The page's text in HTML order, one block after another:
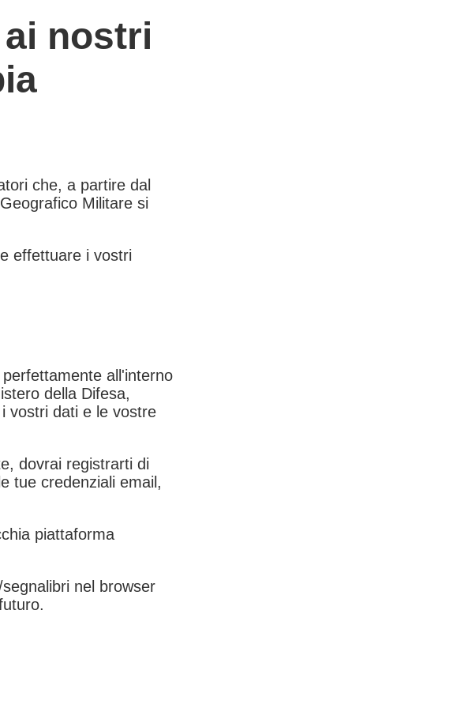
nostri
che, a partire dal
Militare si
effettuare i vostri
all'interno
della Difesa,
vostri dati e le vostre
dovrai registrarti di
tue credenziali email,
piattaforma
nel browser